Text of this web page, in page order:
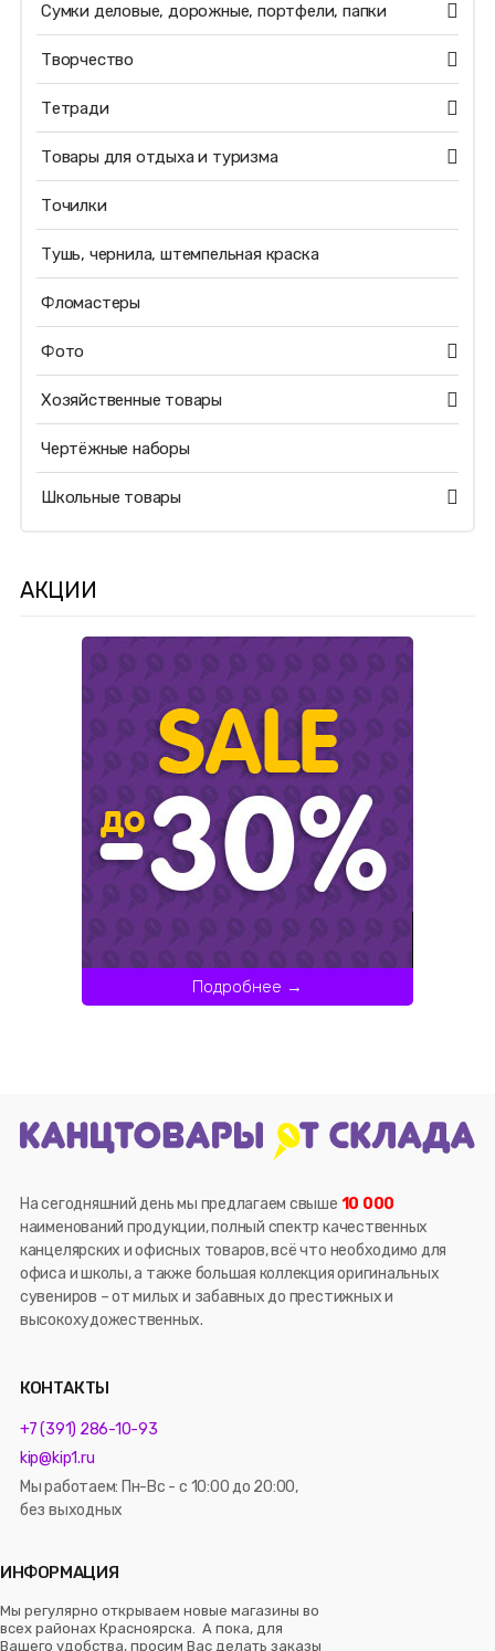
Сумки деловые, дорожные, портфели, папки
Творчество
Тетради
Товары для отдыха и туризма
Точилки
Тушь, чернила, штемпельная краска
Фломастеры
Фото
Хозяйственные товары
Чертёжные наборы
Школьные товары
АКЦИИ
Подробнее →
На сегодняшний день мы предлагаем свыше 10 000
наименований продукции, полный спектр качественных
канцелярских и офисных товаров, всё что необходимо для
офиса и школы, а также большая коллекция оригинальных
сувениров – от милых и забавных до престижных и
высокохудожественных.
КОНТАКТЫ
+7 (391) 286-10-93
kip@kip1.ru
Мы работаем: Пн-Вс - с 10:00 до 20:00,
без выходных
ИНФОРМАЦИЯ
Мы регулярно открываем новые магазины во
всех районах Красноярска. А пока, для
Вашего удобства, просим Вас делать заказы